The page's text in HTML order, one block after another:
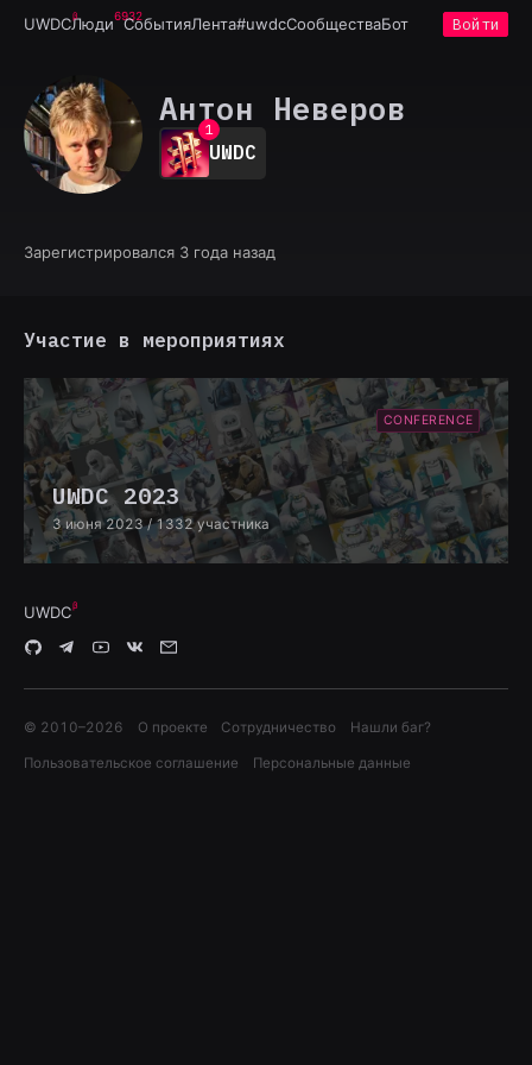
UWDCЛюди6932
СобытияЛента#uwdcСообществаБот Войти
Антон Неверов
0
1
2
3
6
UWDC
Зарегистрировался 3 года назад
Участие в мероприятиях
CONFERENCE
UWDC 2023
3 июня 2023 / 1332 участника
UWDC
© 2010–2026 О проекте Сотрудничество Нашли баг?
Пользовательское соглашение Персональные данные